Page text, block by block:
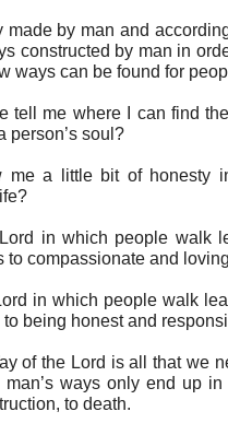
made by man and
constructed by man in
ways can be found for
tell me where I can find
person’s soul?
me a little bit of honesty
in which people walk
to compassionate and
in which people walk
being honest and
of the Lord is all that we
man’s ways only end up
to death.